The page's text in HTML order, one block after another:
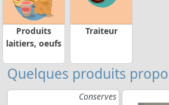
Produits
laitiers, oeufs
Traiteur
Quelques produits
Conserves